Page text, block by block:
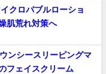
クロバブルローショ
肌荒れ対策へ
ンシースリーピングマ
フェイスクリーム